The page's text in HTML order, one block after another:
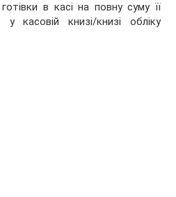
в касі на повну суму її
касовій книзі/книзі обліку